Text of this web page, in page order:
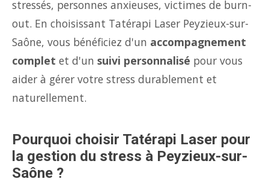
stressés, personnes anxieuses, victimes de burn-
out. En choisissant Tatérapi Laser Peyzieux-sur-
Saône, vous bénéficiez d'un accompagnement
complet et d'un suivi personnalisé pour vous
aider à gérer votre stress durablement et
naturellement.
Pourquoi choisir Tatérapi Laser pour
la gestion du stress à Peyzieux-sur-
Saône ?